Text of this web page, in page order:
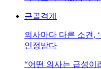
근골격계
의사마다 다른 소견,
인정받다
“어떤 의사는 급성이